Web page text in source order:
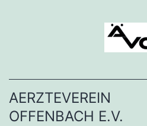
AERZTEVEREIN
OFFENBACH E.V.